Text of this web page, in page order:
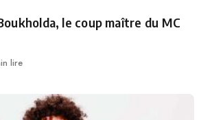
le coup maître du MC
lire